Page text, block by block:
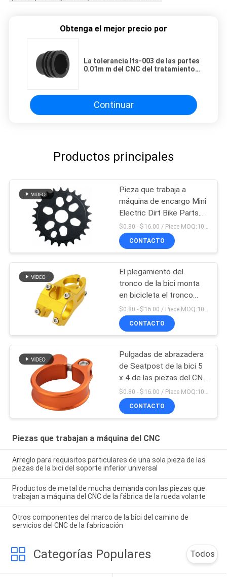
Obtenga el mejor precio por
La tolerancia Its-003 de las partes
0.01m m del CNC del tratamiento
Continuar
Productos principales
Pieza que trabaja a
máquina de encargo Mini
Electric Dirt Bike Parts
del CNC del OEM
$0.80 - $16.00 / Piece MOQ:10 pedazos
CONTACTO
El plegamiento del
tronco de la bici monta
en bicicleta el tronco
doble ajustable hecho en
China
$0.80 - $16.00 / Piece MOQ:10 pedazos
CONTACTO
Pulgadas de abrazadera
de Seatpost de la bici 5
x 4 de las piezas del CNC
de la precisión que
trabajan a máquina
CONTACTO
Piezas que trabajan a máquina del CNC
Arreglo para requisitos particulares de una sola pieza de las
piezas de la bici del soporte inferior universal
Productos de metal de mucha demanda con las piezas que
trabajan a máquina del CNC de la fábrica de la rueda volante
Otros componentes del marco de la bici del camino de
servicios del CNC de la fabricación
Categorías Populares Todos